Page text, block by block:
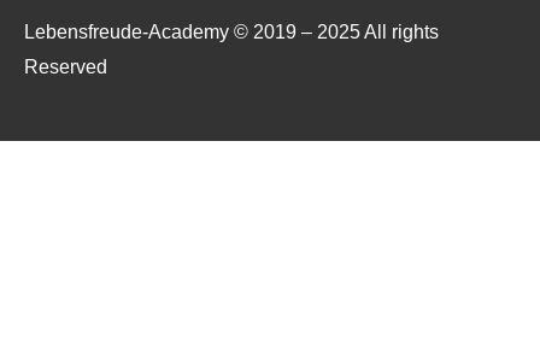
Lebensfreude-Academy © 2019 – 2025 All rights
Reserved